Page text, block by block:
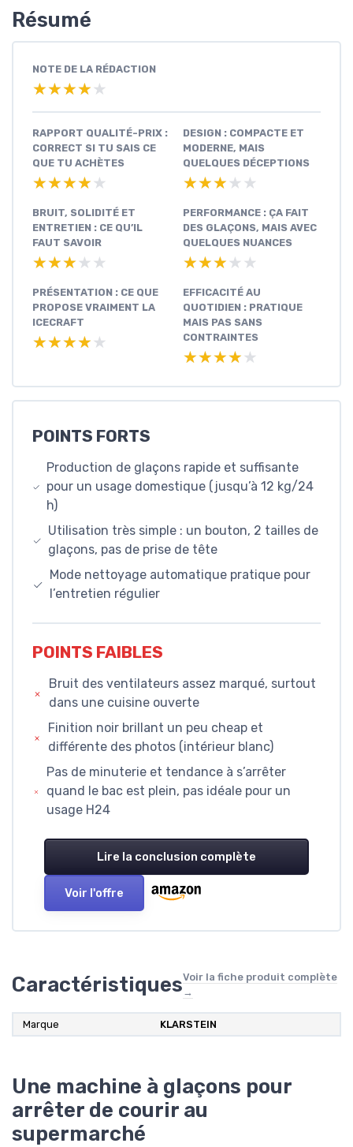
Résumé
NOTE DE LA RÉDACTION
★★★★★
★★★★★
RAPPORT QUALITÉ-PRIX :
CORRECT SI TU SAIS CE
QUE TU ACHÈTES
★★★★★
★★★★★
DESIGN : COMPACTE ET
MODERNE, MAIS
QUELQUES DÉCEPTIONS
★★★★★
★★★★★
BRUIT, SOLIDITÉ ET
ENTRETIEN : CE QU’IL
FAUT SAVOIR
★★★★★
★★★★★
PERFORMANCE : ÇA FAIT
DES GLAÇONS, MAIS AVEC
QUELQUES NUANCES
★★★★★
★★★★★
PRÉSENTATION : CE QUE
PROPOSE VRAIMENT LA
ICECRAFT
★★★★★
★★★★★
EFFICACITÉ AU
QUOTIDIEN : PRATIQUE
MAIS PAS SANS
CONTRAINTES
★★★★★
★★★★★
POINTS FORTS
Production de glaçons rapide et suffisante
pour un usage domestique (jusqu’à 12 kg/24
h)
Utilisation très simple : un bouton, 2 tailles de
glaçons, pas de prise de tête
Mode nettoyage automatique pratique pour
l’entretien régulier
POINTS FAIBLES
Bruit des ventilateurs assez marqué, surtout
dans une cuisine ouverte
Finition noir brillant un peu cheap et
différente des photos (intérieur blanc)
Pas de minuterie et tendance à s’arrêter
quand le bac est plein, pas idéale pour un
usage H24
Lire la conclusion complète
Voir l'offre
CaractéristiquesVoir la fiche produit complète
→
Marque KLARSTEIN
Une machine à glaçons pour
arrêter de courir au
supermarché